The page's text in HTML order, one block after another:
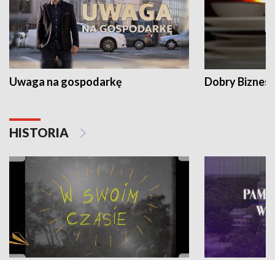
Uwaga na gospodarkę Dobry Biznes
HISTORIA